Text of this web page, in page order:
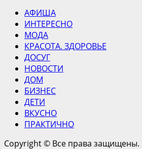
АФИША
ИНТЕРЕСНО
МОДА
КРАСОТА. ЗДОРОВЬЕ
ДОСУГ
НОВОСТИ
ДОМ
БИЗНЕС
ДЕТИ
ВКУСНО
ПРАКТИЧНО
Copyright © Все права защищены.